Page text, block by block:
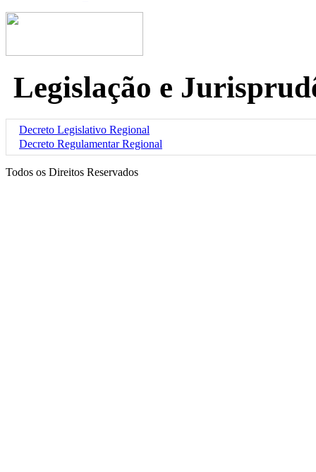
Legislação e
Decreto Legislativo Regional
Decreto Regulamentar Regional
Todos os Direitos Reservados